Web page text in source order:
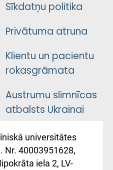
Sīkdatņu politika
Privātuma atruna
Klientu un pacientu
rokasgrāmata
Austrumu slimnīcas
atbalsts Ukrainai
Підтримка Східної
лікарні та співпраця з
Україною
universitātes
Nr. 40003951628,
iela 2, LV-